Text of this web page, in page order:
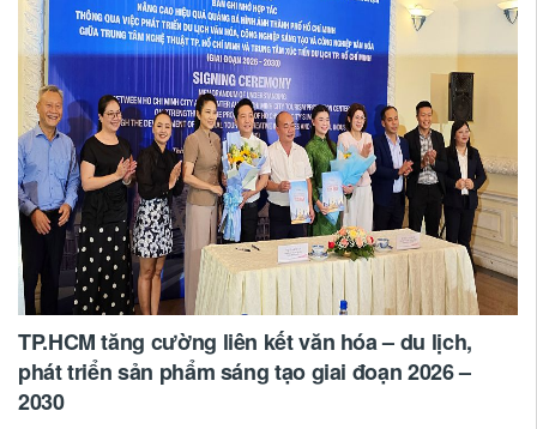
TP.HCM tăng cường liên kết văn hóa – du lịch,
phát triển sản phẩm sáng tạo giai đoạn 2026 –
2030